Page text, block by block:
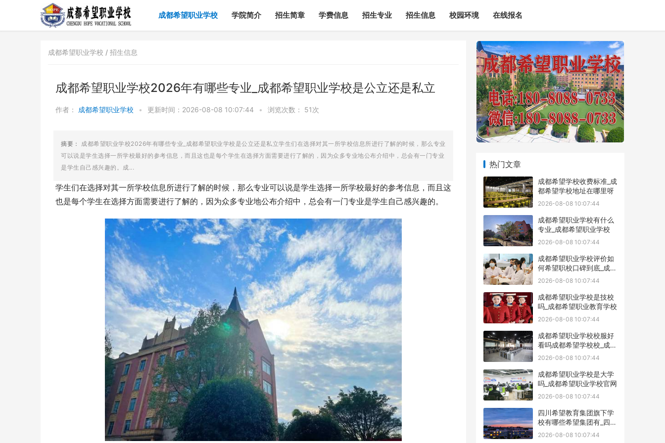
成都希望职业学校 学院简介 招生简章 学费信息 招生专业 招生信息 校园环境 在线报名
成都希望职业学校 / 招生信息
成都希望职业学校2026年有哪些专业_成都希望职业学校是公立还是私立
作者： 成都希望职业学校 • 更新时间：2026-08-08 10:07:44 • 浏览次数： 51次
摘要： 成都希望职业学校2026年有哪些专业_成都希望职业学校是公立还是私立学生们在选择对其一所学校信息所进行了解的时候，那么专业
可以说是学生选择一所学校最好的参考信息，而且这也是每个学生在选择方面需要进行了解的，因为众多专业地公布介绍中，总会有一门专业
是学生自己感兴趣的。成...
学生们在选择对其一所学校信息所进行了解的时候，那么专业可以说是学生选择一所学校最好的参考信息，而且这
也是每个学生在选择方面需要进行了解的，因为众多专业地公布介绍中，总会有一门专业是学生自己感兴趣的。
热门文章
成都希望学校收费标准_成
都希望学校地址在哪里呀
2026-08-08 10:07:44
成都希望职业学校有什么
专业_成都希望职业学校
2026-08-08 10:07:44
成都希望职业学校评价如
何希望职校口碑到底_成都
希望职业学校烹饪专业
2026-08-08 10:07:44
成都希望职业学校是技校
吗_成都希望职业教育学校
2026-08-08 10:07:44
成都希望职业学校校服好
看吗成都希望学校校_成都
希望职业学校官网
2026-08-08 10:07:44
成都希望职业学校是大学
吗_成都希望职业学校官网
2026-08-08 10:07:44
四川希望教育集团旗下学
校有哪些希望集团有_四川
希望教育集团官网
2026-08-08 10:07:44